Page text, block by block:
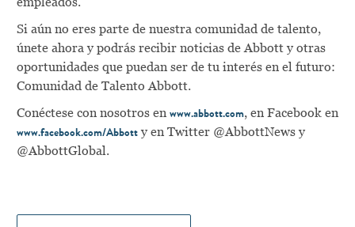
Si aún no eres parte de nuestra comunidad de talento,
únete ahora y podrás recibir noticias de Abbott y otras
oportunidades que puedan ser de tu interés en el futuro:
Comunidad de Talento Abbott.
Conéctese con nosotros en www.abbott.com, en Facebook en
www.facebook.com/Abbotty en Twitter @AbbottNews y
@AbbottGlobal.